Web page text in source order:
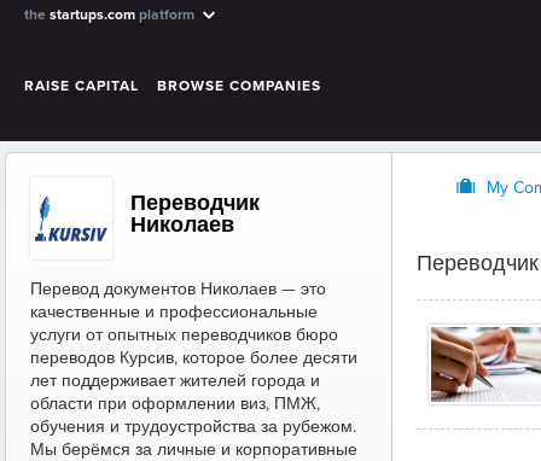
the startups.com platform
RAISE CAPITAL BROWSE COMPANIES
Переводчик
Николаев
Перевод документов Николаев — это
качественные и профессиональные
услуги от опытных переводчиков бюро
переводов Курсив, которое более десяти
лет поддерживает жителей города и
области при оформлении виз, ПМЖ,
обучения и трудоустройства за рубежом.
Мы берёмся за личные и корпоративные
O My